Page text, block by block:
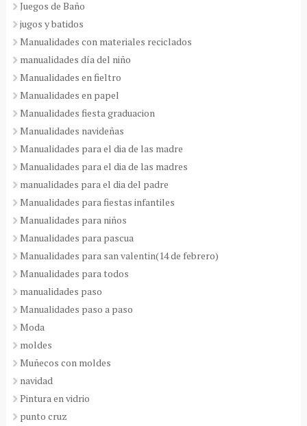
Juegos de Baño
jugos y batidos
Manualidades con materiales reciclados
manualidades día del niño
Manualidades en fieltro
Manualidades en papel
Manualidades fiesta graduacion
Manualidades navideñas
Manualidades para el dia de las madre
Manualidades para el dia de las madres
manualidades para el dia del padre
Manualidades para fiestas infantiles
Manualidades para niños
Manualidades para pascua
Manualidades para san valentin(14 de febrero)
Manualidades para todos
manualidades paso
Manualidades paso a paso
Moda
moldes
Muñecos con moldes
navidad
Pintura en vidrio
punto cruz